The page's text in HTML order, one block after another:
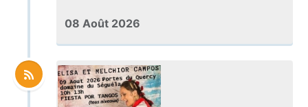
08 Août 2026